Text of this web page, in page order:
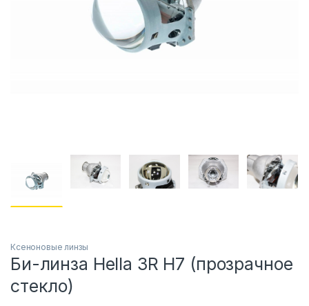
Ксеноновые линзы
Би-линза Hella 3R H7 (прозрачное
стекло)